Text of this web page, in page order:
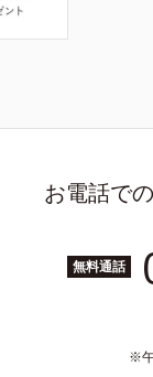
お電話で
無料通話